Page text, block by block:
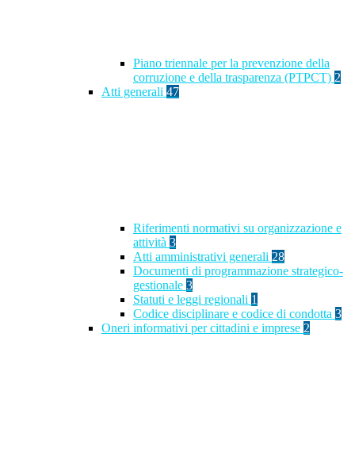
Piano triennale per la prevenzione della
corruzione e della trasparenza (PTPCT) 2
Atti generali 47
Riferimenti normativi su organizzazione e
attività 3
Atti amministrativi generali 28
Documenti di programmazione strategico-
gestionale 3
Statuti e leggi regionali 1
Codice disciplinare e codice di condotta 3
Oneri informativi per cittadini e imprese 2